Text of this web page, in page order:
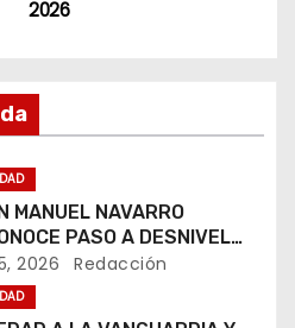
2026
MANUEL NAVARRO
PASO A DESNIVEL
POTOSÍ QUE MEJORA
METROPOLITANA
2026 Redacción